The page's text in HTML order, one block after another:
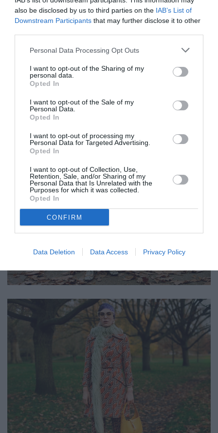
also be disclosed by us to third parties on the IAB’s List of
Downstream Participants that may further disclose it to other
Personal Data Processing Opt Outs
I want to opt-out of the Sharing of my
personal data.
Opted In
I want to opt-out of the Sale of my
Personal Data.
Opted In
I want to opt-out of processing my
Personal Data for Targeted Advertising.
Opted In
I want to opt-out of Collection, Use,
Retention, Sale, and/or Sharing of my
Personal Data that Is Unrelated with the
Purposes for which it was collected.
Opted In
CONFIRM
Data Deletion Data Access Privacy Policy